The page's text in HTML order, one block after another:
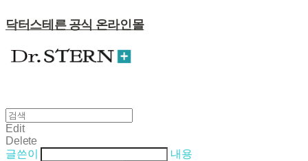
닥터스테른 공식 온라인몰
Edit
Delete
글쓴이
내용